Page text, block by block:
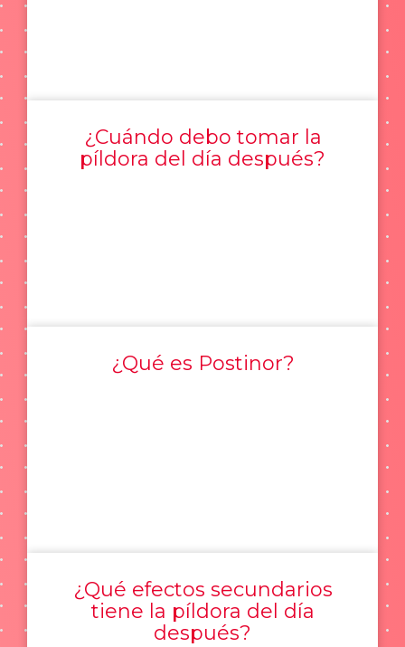
¿Cuándo debo tomar la
píldora del día después?
¿Qué es Postinor?
¿Qué efectos secundarios
tiene la píldora del día
después?